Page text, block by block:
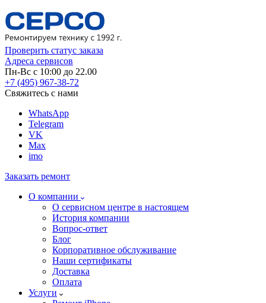
Проверить статус заказа
Адреса сервисов
Пн-Вс с 10:00 до 22.00
+7 (495) 967-38-72
Свяжитесь с нами
WhatsApp
Telegram
VK
Max
imo
Заказать ремонт
О компании
О сервисном центре в настоящем
История компании
Вопрос-ответ
Блог
Корпоративное обслуживание
Наши сертификаты
Доставка
Оплата
Услуги